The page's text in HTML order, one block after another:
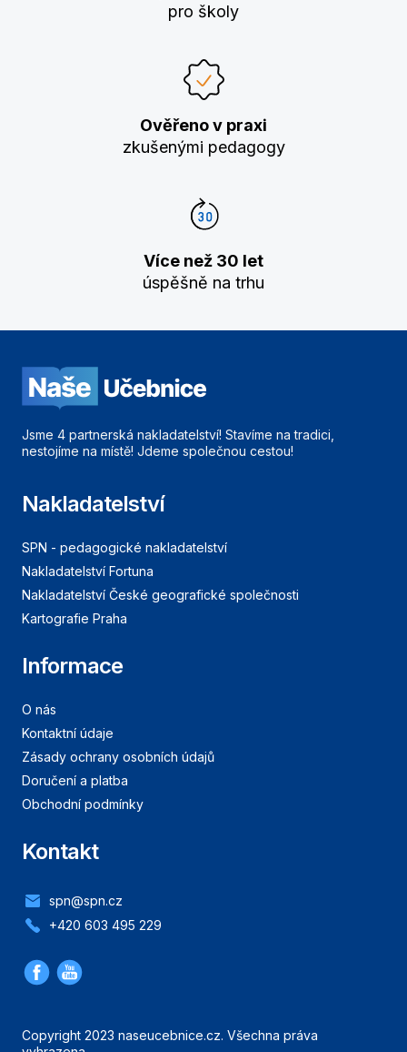
pro školy
Ověřeno v praxi
zkušenými pedagogy
Více než 30 let
úspěšně na trhu
Jsme 4 partnerská nakladatelství! Stavíme na tradici,
nestojíme na místě! Jdeme společnou cestou!
Nakladatelství
SPN - pedagogické nakladatelství
Nakladatelství Fortuna
Nakladatelství České geografické společnosti
Kartografie Praha
Informace
O nás
Kontaktní údaje
Zásady ochrany osobních údajů
Doručení a platba
Obchodní podmínky
Kontakt
spn@spn.cz
+420 603 495 229
Copyright 2023 naseucebnice.cz. Všechna práva